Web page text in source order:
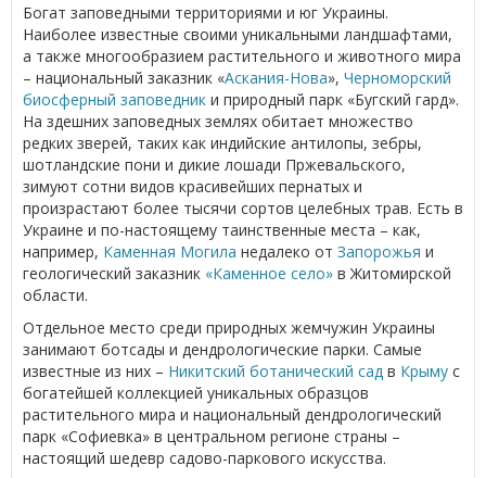
Богат заповедными территориями и юг Украины.
Наиболее известные своими уникальными ландшафтами,
а также многообразием растительного и животного мира
– национальный заказник «Аскания-Нова», Черноморский
биосферный заповедник и природный парк «Бугский гард».
На здешних заповедных землях обитает множество
редких зверей, таких как индийские антилопы, зебры,
шотландские пони и дикие лошади Пржевальского,
зимуют сотни видов красивейших пернатых и
произрастают более тысячи сортов целебных трав. Есть в
Украине и по-настоящему таинственные места – как,
например, Каменная Могила недалеко от Запорожья и
геологический заказник «Каменное село» в Житомирской
области.
Отдельное место среди природных жемчужин Украины
занимают ботсады и дендрологические парки. Самые
известные из них – Никитский ботанический сад в Крыму с
богатейшей коллекцией уникальных образцов
растительного мира и национальный дендрологический
парк «Софиевка» в центральном регионе страны –
настоящий шедевр садово-паркового искусства.